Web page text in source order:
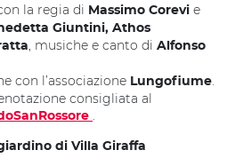
la regia di Massimo Corevi e
Giuntini, Athos
, musiche e canto di Alfonso
con l’associazione Lungofiume.
consigliata al
.
di Villa Giraffa